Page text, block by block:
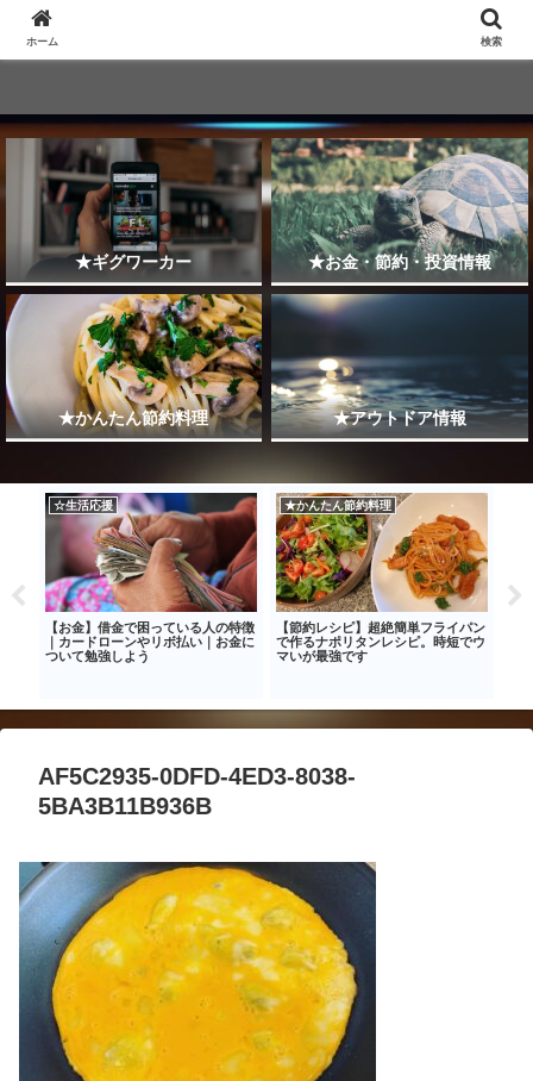
★ギグワーカー ★お金・節約・投資情報
★かんたん節約料理 ★アウトドア情報
☆生活応援
【お金】借金で困っている人の特徴
｜カードローンやリボ払い｜お金に
ついて勉強しよう
★かんたん節約料理
【節約レシピ】超絶簡単フライパン
で作るナポリタンレシピ。時短でウ
マいが最強です
AF5C2935-0DFD-4ED3-8038-
5BA3B11B936B
ホーム 検索